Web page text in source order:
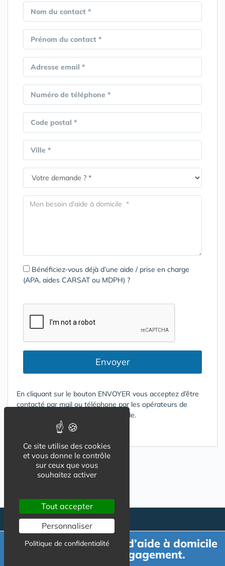
Nom du contact *
Prénom du contact *
Adresse email *
Numéro de téléphone *
Code postal *
Ville *
Bénéficiez-vous déjà d’une aide / prise en charge
(APA, aides CARSAT ou MDPH) ?
Envoyer
En cliquant sur le bouton ENVOYER vous acceptez d’être
contacté par mail ou téléphone par les opérateurs de
services répondant à votre demande.
Conditions d'utilisation
Demande de devis d’aide à domicile
gratuit et sans engagement.
Ce site utilise des cookies
et vous donne le contrôle
sur ceux que vous
souhaitez activer
Tout accepter
Personnaliser
Politique de confidentialité